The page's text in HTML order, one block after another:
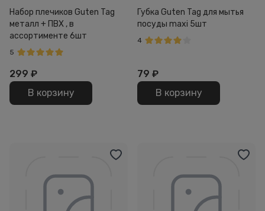
Набор плечиков Guten Tag
металл + ПВХ , в
ассортименте 6шт
5
299 ₽
В корзину
Губка Guten Tag для мытья
посуды maxi 5шт
4
79 ₽
В корзину